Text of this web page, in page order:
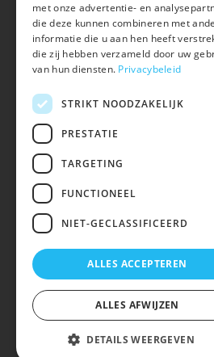
+32 (0) 16 47 99 80
info@belgian-warmblood.com
BTW BE 0410.346.424
RPR Leuven
Volg ons op
Wij zijn telefonisch bereikbaar:
woe 9u-12u
maa, din, don, vrij 13u-16u
met onze advertentie- en
die deze kunnen combineren met
informatie die u aan hen heeft
die zij hebben verzameld door uw
van hun diensten. Privacybeleid
STRIKT NOODZAKELIJK
PRESTATIE
TARGETING
FUNCTIONEEL
NIET-GECLASSIFICEERD
ALLES ACCEPTEREN
ALLES AFWIJZEN
DETAILS WEERGEVEN